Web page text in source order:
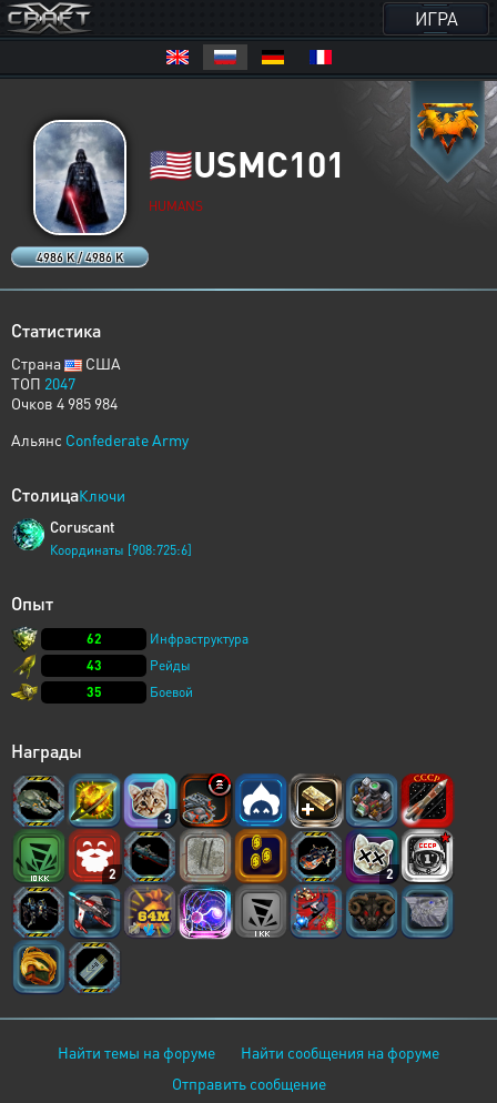
ИГРА
4986 K / 4986 K
🇺🇲USMC101
HUMANS
Статистика
Страна
США
ТОП 2047
Очков 4 985 984
Альянс Confederate Army
СтолицаКлючи
Coruscant
Координаты [908:725:6]
Опыт
62
Инфраструктура
43
Рейды
35
Боевой
Награды
3
2 2
Найти темы на форуме
Найти сообщения на форуме
Отправить сообщение